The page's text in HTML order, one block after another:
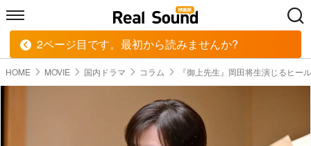
HOME MUSIC MOVIE TECH
HOME MOVIE 国内ドラマ コラム 『御上先生』岡田将生演じるヒー
2ページ目です。最初から読みませんか?